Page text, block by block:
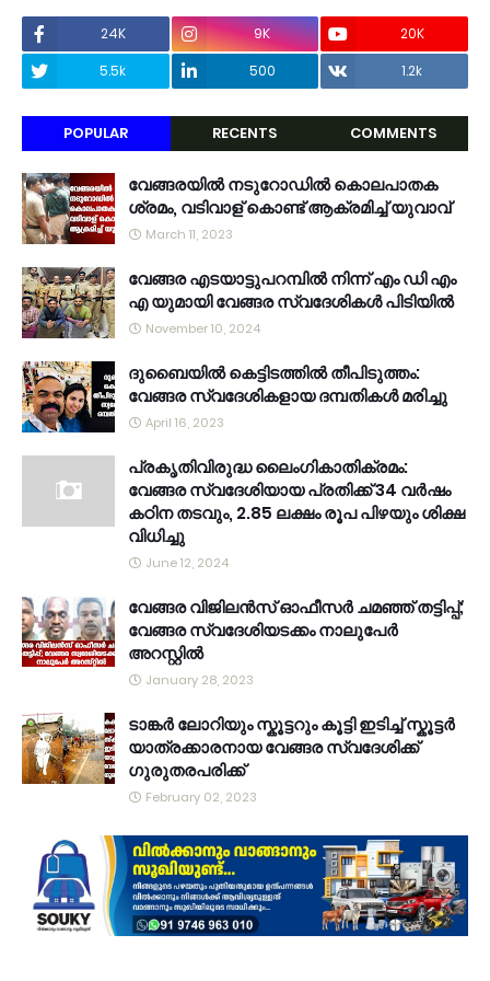
24K 9K
20K
5.5k
500 1.2k
POPULAR RECENTS COMMENTS
വേങ്ങരയിൽ നടുറോഡിൽ കൊലപാതക
ശ്രമം, വടിവാള് കൊണ്ട് ആക്രമിച്ച് യുവാവ്
March 11, 2023
വേങ്ങര എടയാട്ടുപറമ്പിൽ നിന്ന് എം ഡി എം
എ യുമായി വേങ്ങര സ്വദേശികൾ പിടിയിൽ
November 10, 2024
ദുബൈയിൽ കെട്ടിടത്തിൽ തീപിടുത്തം:
വേങ്ങര സ്വദേശികളായ ദമ്പതികൾ മരിച്ചു
April 16, 2023
പ്രകൃതിവിരുദ്ധ ലൈംഗികാതിക്രമം:
വേങ്ങര സ്വദേശിയായ പ്രതിക്ക് 34 വര്‍ഷം
കഠിന തടവും, 2.85 ലക്ഷം രൂപ പിഴയും ശിക്ഷ
വിധിച്ചു
June 12, 2024
വേങ്ങര വിജിലൻസ് ഓഫീസർ ചമഞ്ഞ് തട്ടിപ്പ്;
വേങ്ങര സ്വദേശിയടക്കം നാലുപേർ
അറസ്റ്റിൽ
January 28, 2023
ടാങ്കർ ലോറിയും സ്കൂട്ടറും കൂട്ടി ഇടിച്ച് സ്കൂട്ടർ
യാത്രക്കാരനായ വേങ്ങര സ്വദേശിക്ക്
ഗുരുതരപരിക്ക്
February 02, 2023